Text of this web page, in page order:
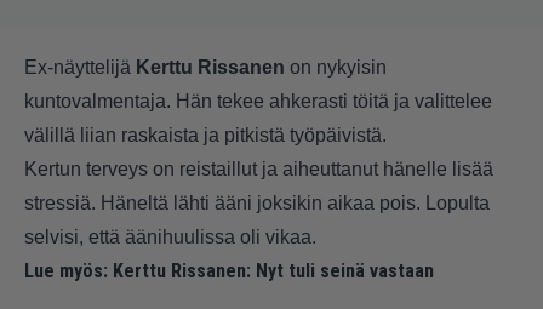
Ex-näyttelijä Kerttu Rissanen on nykyisin
kuntovalmentaja. Hän tekee ahkerasti töitä ja valittelee
välillä liian raskaista ja pitkistä työpäivistä.
Kertun terveys on reistaillut ja aiheuttanut hänelle lisää
stressiä. Häneltä lähti ääni joksikin aikaa pois. Lopulta
selvisi, että äänihuulissa oli vikaa.
Lue myös: Kerttu Rissanen: Nyt tuli seinä vastaan